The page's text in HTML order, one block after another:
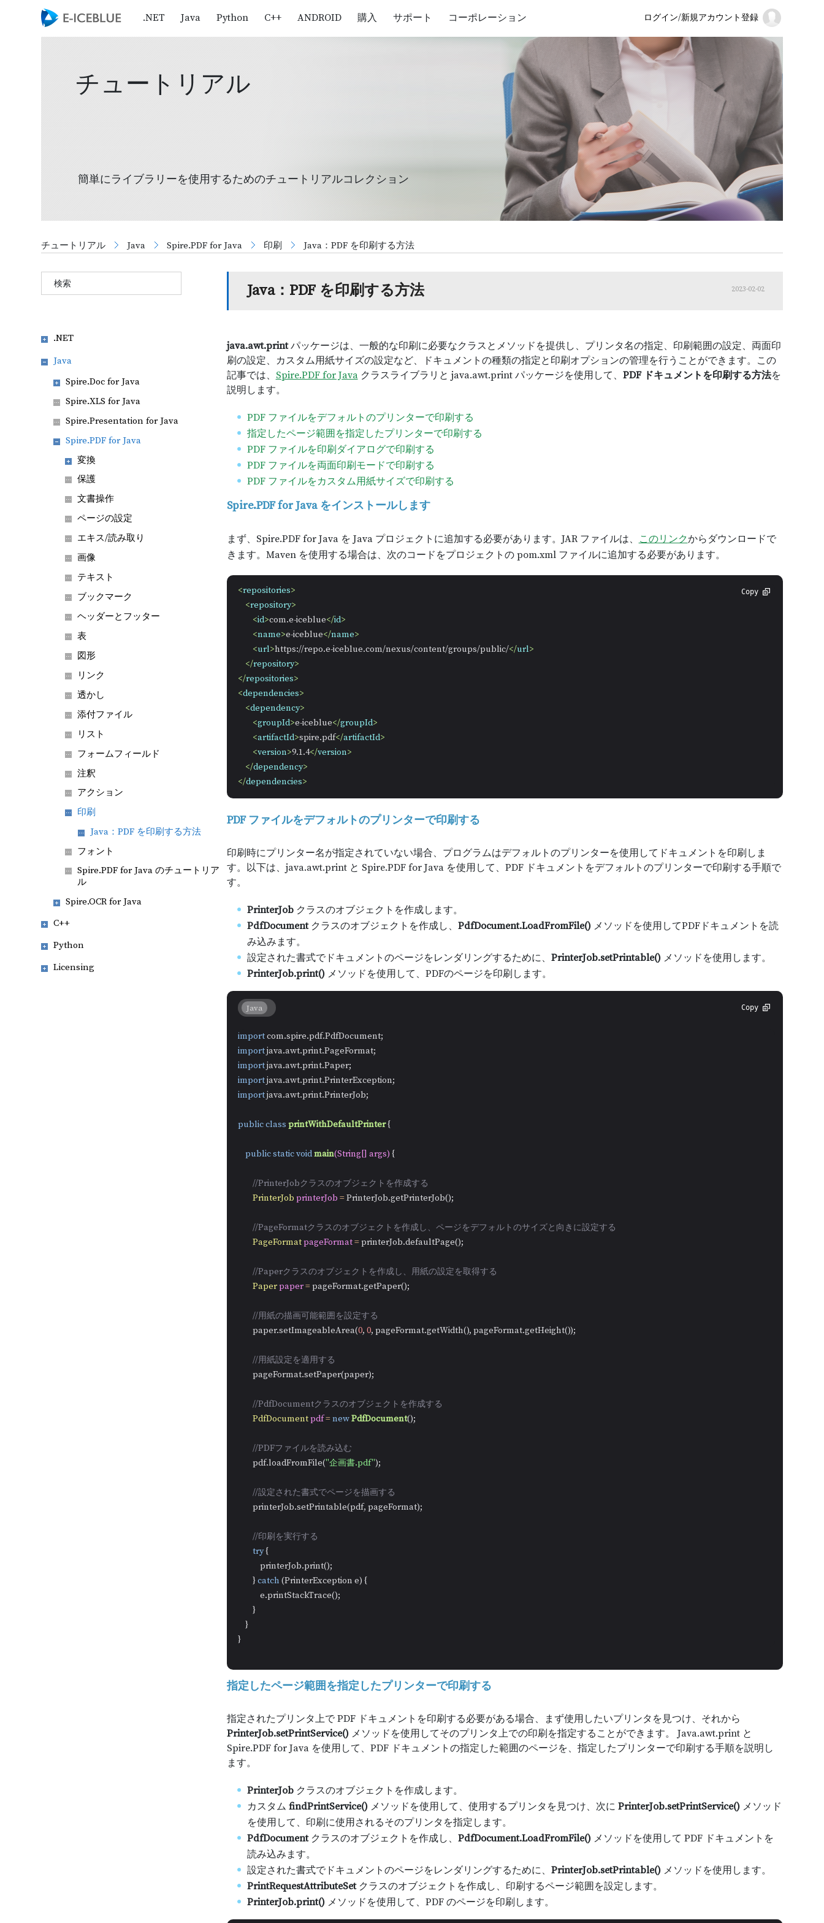
.NET Java Python C++ ANDROID 購入 サポート コーポレーション ログイン/新規アカウント登録
チュートリアル
簡単にライブラリーを使用するためのチュートリアルコレクション
チュートリアル Java Spire.PDF for Java 印刷 Java：PDF を印刷する方法
2023-02-02
Java：PDF を印刷する方法
java.awt.printパッケージは、一般的な印刷に必要なクラスとメソッドを提供し、プリンタ名の指定、印刷範囲の設定、両面印
刷の設定、カスタム用紙サイズの設定など、ドキュメントの種類の指定と印刷オプションの管理を行うことができます。この
記事では、 Spire.PDF for Javaクラスライブラリと java.awt.print パッケージを使用して、 PDF ドキュメントを印刷する方法を
説明します。
PDF ファイルをデフォルトのプリンターで印刷する
指定したページ範囲を指定したプリンターで印刷する
PDF ファイルを印刷ダイアログで印刷する
PDF ファイルを両面印刷モードで印刷する
PDF ファイルをカスタム用紙サイズで印刷する
Spire.PDF for Java をインストールします
まず、Spire.PDF for Java を Java プロジェクトに追加する必要があります。JAR ファイルは、 このリンクからダウンロードで
きます。Maven を使用する場合は、次のコードをプロジェクトの pom.xml ファイルに追加する必要があります。
Copy
<repositories>
<repository>
<id>com.e-iceblue</id>
<name>e-iceblue</name>
<url>https://repo.e-iceblue.com/nexus/content/groups/public/</url>
</repository>
</repositories>
<dependencies>
<dependency>
<groupId>e-iceblue</groupId>
<artifactId>spire.pdf</artifactId>
<version>9.1.4</version>
</dependency>
</dependencies>
PDF ファイルをデフォルトのプリンターで印刷する
印刷時にプリンター名が指定されていない場合、プログラムはデフォルトのプリンターを使用してドキュメントを印刷しま
す。以下は、java.awt.print と Spire.PDF for Java を使用して、PDF ドキュメントをデフォルトのプリンターで印刷する手順で
す。
PrinterJobクラスのオブジェクトを作成します。
PdfDocumentクラスのオブジェクトを作成し、 PdfDocument.LoadFromFile()メソッドを使用してPDFドキュメントを読
み込みます。
設定された書式でドキュメントのページをレンダリングするために、 PrinterJob.setPrintable()メソッドを使用します。
PrinterJob.print()メソッドを使用して、PDFのページを印刷します。
Java Copy
import
import
import
import
import java.awt.print.PrinterJob;
publicclass printWithDefaultPrinter {
publicstaticvoidmain(String[] args) {
//PrinterJobクラスのオブジェクトを作成する
PrinterJob printerJob = PrinterJob.getPrinterJob();
//PageFormatクラスのオブジェクトを作成し、ページをデフォルトのサイズと向きに設定する
PageFormatpageFormat= printerJob.defaultPage();
//Paperクラスのオブジェクトを作成し、用紙の設定を取得する
Paperpaper= pageFormat.getPaper();
//用紙の描画可能範囲を設定する
        paper.setImageableArea(
0, 0, pageFormat.getWidth(), pageFormat.getHeight());
//用紙設定を適用する
        pageFormat.setPaper(paper);
//PdfDocumentクラスのオブジェクトを作成する
PdfDocumentpdf=newPdfDocument();
//PDFファイルを読み込む
        pdf.loadFromFile(
"企画書.pdf");
//設定された書式でページを描画する
        printerJob.setPrintable(pdf, pageFormat);
//印刷を実行する
try {
            printerJob.print();
        }
catch (PrinterException e) {
            e.printStackTrace();
        }
    }
}
指定したページ範囲を指定したプリンターで印刷する
指定されたプリンタ上で PDF ドキュメントを印刷する必要がある場合、まず使用したいプリンタを見つけ、それから
PrinterJob.setPrintService()メソッドを使用してそのプリンタ上での印刷を指定することができます。 Java.awt.print と
Spire.PDF for Java を使用して、PDF ドキュメントの指定した範囲のページを、指定したプリンターで印刷する手順を説明し
ます。
PrinterJobクラスのオブジェクトを作成します。
カスタム findPrintService()メソッドを使用して、使用するプリンタを見つけ、次に PrinterJob.setPrintService()メソッド
を使用して、印刷に使用されるそのプリンタを指定します。
PdfDocumentクラスのオブジェクトを作成し、 PdfDocument.LoadFromFile()メソッドを使用して PDF ドキュメントを
読み込みます。
設定された書式でドキュメントのページをレンダリングするために、 PrinterJob.setPrintable()メソッドを使用します。
PrintRequestAttributeSetクラスのオブジェクトを作成し、印刷するページ範囲を設定します。
PrinterJob.print()メソッドを使用して、PDF のページを印刷します。
.NET
Java
Spire.Doc for Java
Spire.XLS for Java
Spire.Presentation for Java
Spire.PDF for Java
変換
保護
文書操作
ページの設定
エキス/読み取り
画像
テキスト
ブックマーク
ヘッダーとフッター
表
図形
リンク
透かし
添付ファイル
リスト
フォームフィールド
注釈
アクション
印刷
Java：PDF を印刷する方法
フォント
Spire.PDF for Java のチュートリア
ル
Spire.OCR for Java
C++
Python
Licensing